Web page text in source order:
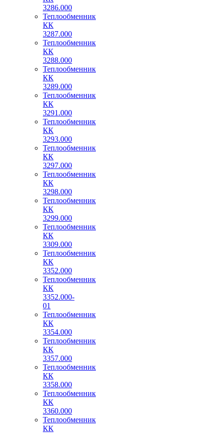
3286.000
Теплообменник
КК
3287.000
Теплообменник
КК
3288.000
Теплообменник
КК
3289.000
Теплообменник
КК
3291.000
Теплообменник
КК
3293.000
Теплообменник
КК
3297.000
Теплообменник
КК
3298.000
Теплообменник
КК
3299.000
Теплообменник
КК
3309.000
Теплообменник
КК
3352.000
Теплообменник
КК
3352.000-
01
Теплообменник
КК
3354.000
Теплообменник
КК
3357.000
Теплообменник
КК
3358.000
Теплообменник
КК
3360.000
Теплообменник
КК